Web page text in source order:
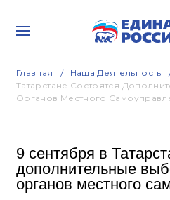
Главная Наша Деятельность
Татарстане Состоятся
Органов Местного
9 сентября в
дополнительные
органов местного